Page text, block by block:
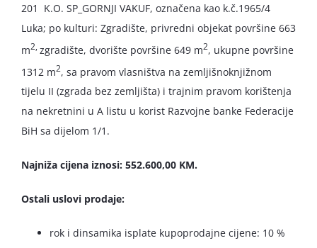
201 K.O. SP_GORNJI VAKUF, označena kao k.č.1965/4
Luka; po kulturi: Zgradište, privredni objekat površine 663
m2, zgradište, dvorište površine 649 m2, ukupne površine
1312 m2, sa pravom vlasništva na zemljišnoknjižnom
tijelu II (zgrada bez zemljišta) i trajnim pravom korištenja
na nekretnini u A listu u korist Razvojne banke Federacije
BiH sa dijelom 1/1.
Najniža cijena iznosi: 552.600,00 KM.
Ostali uslovi prodaje:
rok i dinsamika isplate kupoprodajne cijene: 10 %